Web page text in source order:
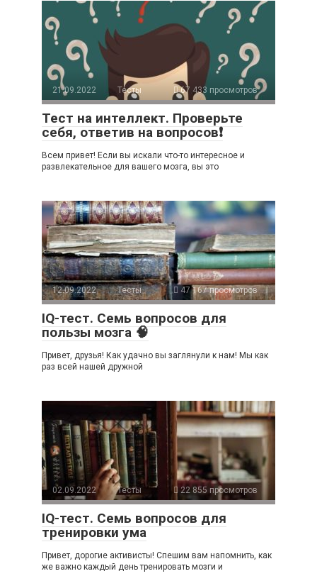
21.09.2022 Тесты 67 433 просмотров
Тест на интеллект. Проверьте
себя, ответив на вопросов❗
Всем привет! Если вы искали что-то интересное и
развлекательное для вашего мозга, вы это
12.09.2022 Тесты 47 167 просмотров
IQ-тест. Семь вопросов для
пользы мозга 🧠
Привет, друзья! Как удачно вы заглянули к нам! Мы как
раз всей нашей дружной
02.09.2022 Тесты 22 855 просмотров
IQ-тест. Семь вопросов для
тренировки ума
Привет, дорогие активисты! Спешим вам напомнить, как
же важно каждый день тренировать мозги и